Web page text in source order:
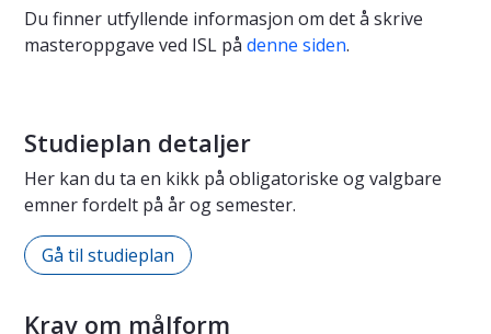
Du finner utfyllende informasjon om det å skrive
masteroppgave ved ISL på denne siden.
Studieplan detaljer
Her kan du ta en kikk på obligatoriske og valgbare
emner fordelt på år og semester.
Gå til studieplan
Krav om målform